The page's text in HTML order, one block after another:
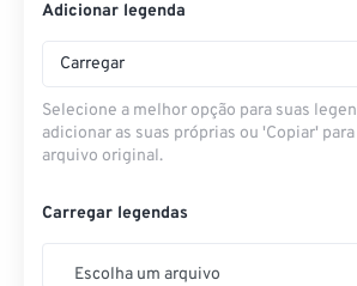
Adicionar legenda
Carregar
Selecione a melhor opção para suas
adicionar as suas próprias ou 'Copiar'
arquivo original.
Carregar legendas
Escolha um arquivo